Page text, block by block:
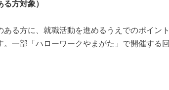
方対象）
る方に、就職活動を進めるうえでのポイント
一部「ハローワークやまがた」で開催する回